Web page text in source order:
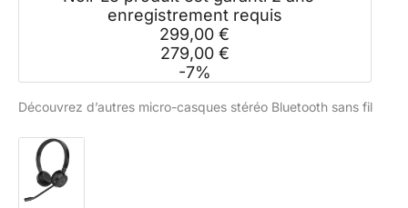
enregistrement requis
299,00 €
279,00 €
-7%
Découvrez d’autres micro-casques stéréo Bluetooth sans fil